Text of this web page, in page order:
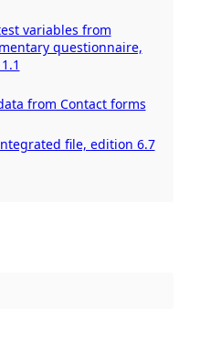
variables from
questionnaire,
from Contact forms
file, edition 6.7